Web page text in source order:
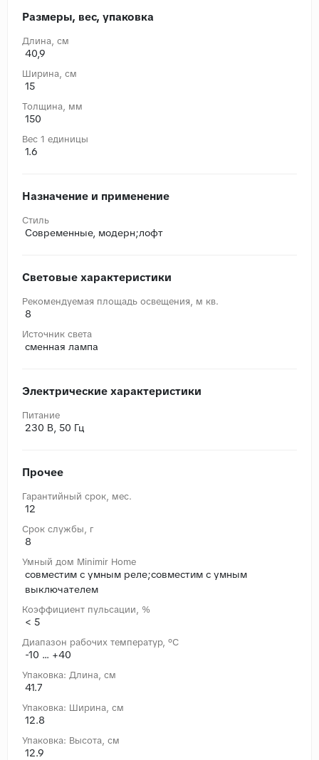
Размеры, вес, упаковка
Длина, cм
40,9
Ширина, cм
15
Толщина, мм
150
Вес 1 единицы
1.6
Назначение и применение
Стиль
Современные, модерн;лофт
Световые характеристики
Рекомендуемая площадь освещения, м кв.
8
Источник света
сменная лампа
Электрические характеристики
Питание
230 В, 50 Гц
Прочее
Гарантийный срок, мес.
12
Срок службы, г
8
Умный дом Minimir Home
совместим с умным реле;совместим с умным
выключателем
Коэффициент пульсации, %
< 5
Диапазон рабочих температур, °C
-10 ... +40
Упаковка: Длина, cм
41.7
Упаковка: Ширина, cм
12.8
Упаковка: Высота, cм
12.9